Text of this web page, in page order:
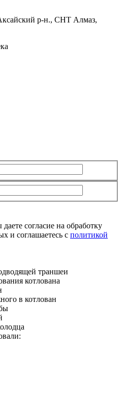
р-н., СНТ Алмаз,
согласие на обработку
и соглашаетесь с политикой
траншеи
котлована
в котлован